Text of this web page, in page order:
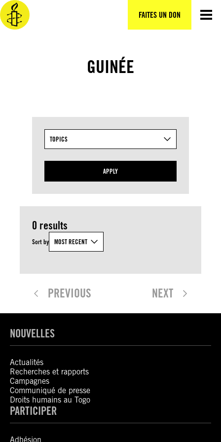
FAITES UN DON
Aller
au
contenu
GUINÉE
TOPICS
APPLY
0 results
Sort by MOST RECENT
PREVIOUS NEXT
NOUVELLES
Actualités
Recherches et rapports
Campagnes
Communiqué de presse
Droits humains au Togo
PARTICIPER
Adhésion